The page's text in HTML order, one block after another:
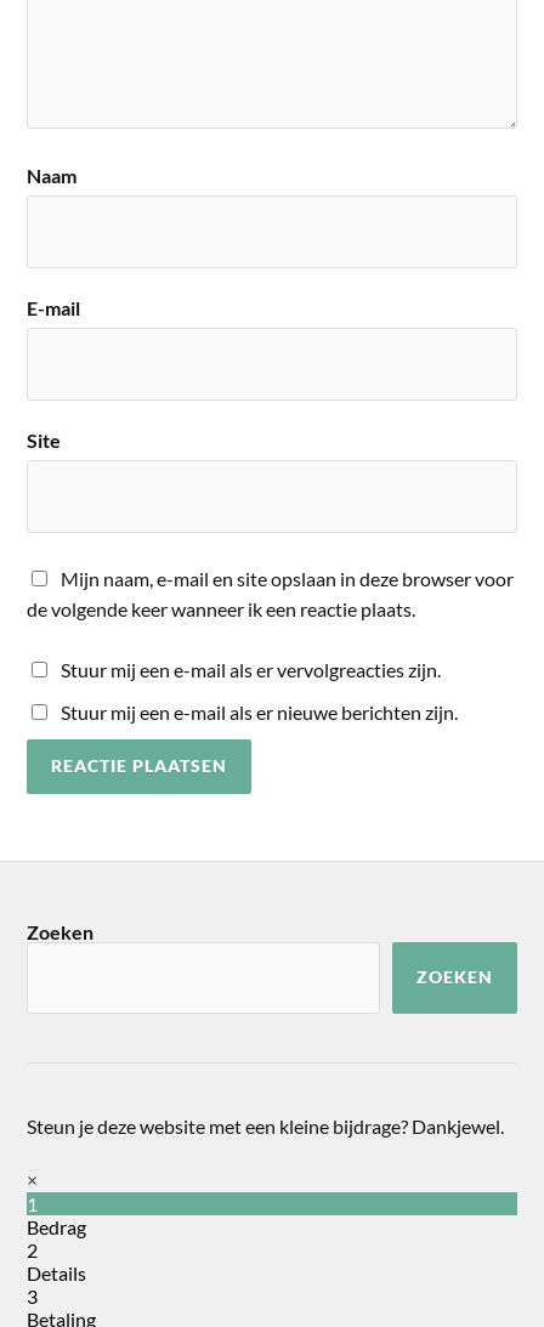
Naam
E-mail
Site
Mijn naam, e-mail en site opslaan in deze browser voor
de volgende keer wanneer ik een reactie plaats.
Stuur mij een e-mail als er vervolgreacties zijn.
Stuur mij een e-mail als er nieuwe berichten zijn.
Zoeken
ZOEKEN
Steun je deze website met een kleine bijdrage? Dankjewel.